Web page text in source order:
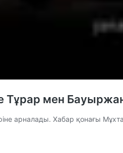
Тұрар мен
арналады. Хабар қонағы